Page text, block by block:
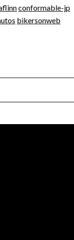
conformable-jp
bikersonweb